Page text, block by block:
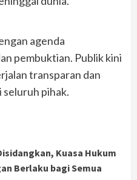
agenda
pembuktian. Publik kini
transparan dan
seluruh pihak.
Kuasa Hukum
Berlaku bagi Semua